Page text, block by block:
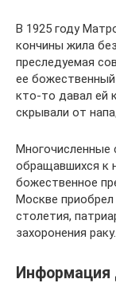
В 1925 году
кончины жила
преследуемая
ее
кто-то давал ей
скрывали от
Многочисленные
обращавшихся к
божественное
Москве
столетия,
захоронения раку.
Информация